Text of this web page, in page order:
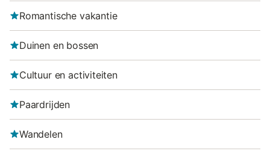
Romantische vakantie
Duinen en bossen
Cultuur en activiteiten
Paardrijden
Wandelen